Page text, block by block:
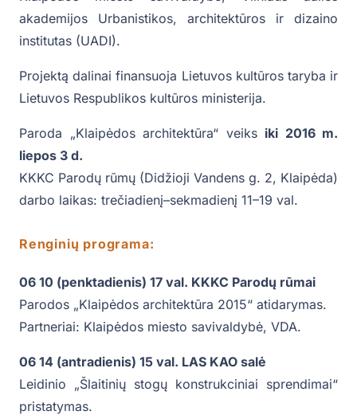
akademijos Urbanistikos, architektūros ir dizaino
institutas (UADI).
Projektą dalinai finansuoja Lietuvos kultūros taryba ir
Lietuvos Respublikos kultūros ministerija.
Paroda „Klaipėdos architektūra“ veiks iki 2016 m.
liepos 3 d.
KKKC Parodų rūmų (Didžioji Vandens g. 2, Klaipėda)
darbo laikas: trečiadienį–sekmadienį 11–19 val.
Renginių programa:
06 10 (penktadienis) 17 val. KKKC Parodų rūmai
Parodos „Klaipėdos architektūra 2015“ atidarymas.
Partneriai: Klaipėdos miesto savivaldybė, VDA.
06 14 (antradienis) 15 val. LAS KAO salė
Leidinio „Šlaitinių stogų konstrukciniai sprendimai“
pristatymas.